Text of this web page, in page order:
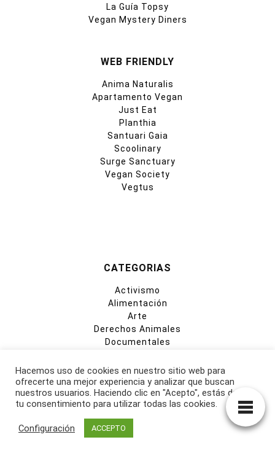
La Guía Topsy
Vegan Mystery Diners
WEB FRIENDLY
Anima Naturalis
Apartamento Vegan
Just Eat
Planthia
Santuari Gaia
Scoolinary
Surge Sanctuary
Vegan Society
Vegtus
CATEGORIAS
Activismo
Alimentación
Arte
Derechos Animales
Documentales
Filosofía
Formación Online
Historia
Libros
Lifestyle
Medio Ambiente
Hacemos uso de cookies en nuestro sitio web para
ofrecerte una mejor experiencia y analizar que buscan
nuestros usuarios. Haciendo clic en "Acepto", estás dando
tu consentimiento para utilizar todas las cookies.
Configuración ACCEPTO